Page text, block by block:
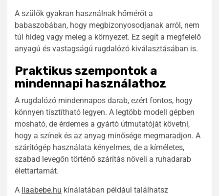
A szülők gyakran használnak hőmérőt a
babaszobában, hogy megbizonyosodjanak arról, nem
túl hideg vagy meleg a környezet. Ez segít a megfelelő
anyagú és vastagságú rugdalózó kiválasztásában is.
Praktikus szempontok a
mindennapi használathoz
A rugdalózó mindennapos darab, ezért fontos, hogy
könnyen tisztítható legyen. A legtöbb modell gépben
mosható, de érdemes a gyártó útmutatóját követni,
hogy a színek és az anyag minősége megmaradjon. A
szárítógép használata kényelmes, de a kíméletes,
szabad levegőn történő szárítás növeli a ruhadarab
élettartamát.
A liaabebe.hu kínálatában például találhatsz